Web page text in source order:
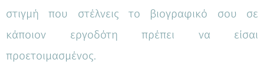
στιγμή που στέλνεις το βιογραφικό σου σε
κάποιον εργοδότη πρέπει να είσαι
προετοιμασμένος.